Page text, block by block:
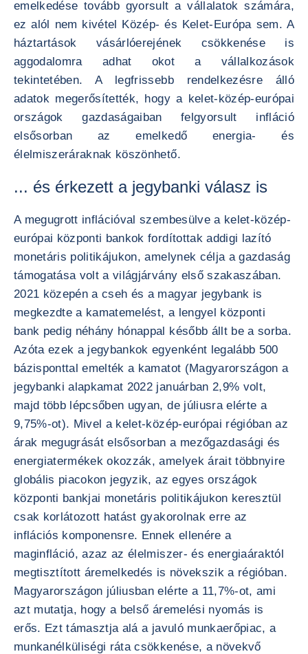
emelkedése tovább gyorsult a vállalatok számára,
ez alól nem kivétel Közép- és Kelet-Európa sem. A
háztartások vásárlóerejének csökkenése is
aggodalomra adhat okot a vállalkozások
tekintetében. A legfrissebb rendelkezésre álló
adatok megerősítették, hogy a kelet-közép-európai
országok gazdaságaiban felgyorsult infláció
elsősorban az emelkedő energia- és
élelmiszeráraknak köszönhető.
... és érkezett a jegybanki válasz is
A megugrott inflációval szembesülve a kelet-közép-
európai központi bankok fordítottak addigi lazító
monetáris politikájukon, amelynek célja a gazdaság
támogatása volt a világjárvány első szakaszában.
2021 közepén a cseh és a magyar jegybank is
megkezdte a kamatemelést, a lengyel központi
bank pedig néhány hónappal később állt be a sorba.
Azóta ezek a jegybankok egyenként legalább 500
bázisponttal emelték a kamatot (Magyarországon a
jegybanki alapkamat 2022 januárban 2,9% volt,
majd több lépcsőben ugyan, de júliusra elérte a
9,75%-ot). Mivel a kelet-közép-európai régióban az
árak megugrását elsősorban a mezőgazdasági és
energiatermékek okozzák, amelyek árait többnyire
globális piacokon jegyzik, az egyes országok
központi bankjai monetáris politikájukon keresztül
csak korlátozott hatást gyakorolnak erre az
inflációs komponensre. Ennek ellenére a
maginfláció, azaz az élelmiszer- és energiaáraktól
megtisztított áremelkedés is növekszik a régióban.
Magyarországon júliusban elérte a 11,7%-ot, ami
azt mutatja, hogy a belső áremelési nyomás is
erős. Ezt támasztja alá a javuló munkaerőpiac, a
munkanélküliségi ráta csökkenése, a növekvő